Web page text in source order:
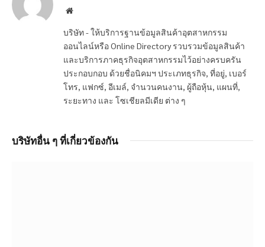
Website
บริษัท - ให้บริการฐานข้อมูลสินค้าอุตสาหกรรม
ออนไลน์หรือ Online Directory รวบรวมข้อมูลสินค้า
และบริการภาคธุรกิจอุตสาหกรรมไว้อย่างครบครัน
ประกอบกอบ ด้วยชื่อนิคมฯ ประเภทธุรกิจ, ที่อยู่, เบอร์
โทร, แฟกซ์, อีเมล์, จำนวนคนงาน, ผู้ถือหุ้น, แผนที่,
ระยะทาง และ โซเชียลมีเดีย ต่าง ๆ
บริษัทอื่น ๆ ที่เกี่ยวข้องกัน